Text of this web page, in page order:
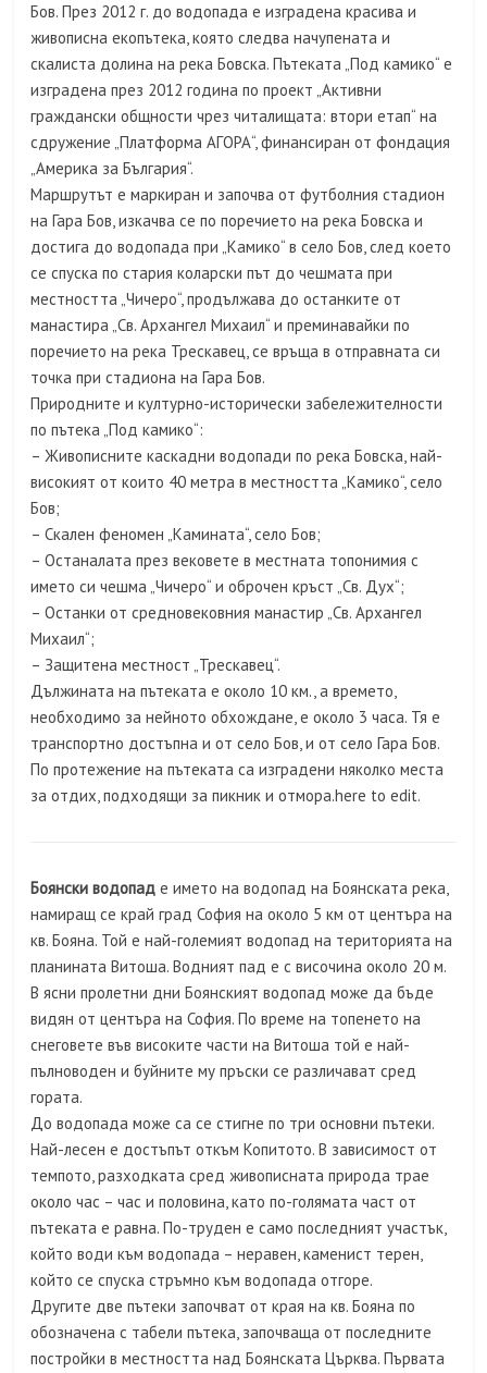
Бов. През 2012 г. до водопада е изградена красива и
живописна екопътека, която следва начупената и
скалиста долина на река Бовска. Пътеката „Под камико“ е
изградена през 2012 година по проект „Активни
граждански общности чрез читалищата: втори етап“ на
сдружение „Платформа АГОРА“, финансиран от фондация
„Америка за България“.
Маршрутът е маркиран и започва от футболния стадион
на Гара Бов, изкачва се по поречието на река Бовска и
достига до водопада при „Камико“ в село Бов, след което
се спуска по стария коларски път до чешмата при
местността „Чичеро“, продължава до останките от
манастира „Св. Архангел Михаил“ и преминавайки по
поречието на река Трескавец, се връща в отправната си
точка при стадиона на Гара Бов.
Природните и културно-исторически забележителности
по пътека „Под камико“:
– Живописните каскадни водопади по река Бовска, най-
високият от които 40 метрa в местността „Камико“, село
Бов;
– Скален феномен „Камината“, село Бов;
– Останалата през вековете в местната топонимия с
името си чешма „Чичеро“ и оброчен кръст „Св. Дух“;
– Останки от средновековния манастир „Св. Архангел
Михаил“;
– Защитена местност „Трескавец“.
Дължината на пътеката е около 10 км., а времето,
необходимо за нейното обхождане, е около 3 часа. Тя е
транспортно достъпна и от село Бов, и от село Гара Бов.
По протежение на пътеката са изградени няколко места
за отдих, подходящи за пикник и отмора.here to edit.
Боянски водопад е името на водопад на Боянската река,
намиращ се край град София на около 5 км от центъра на
кв. Бояна. Той е най-големият водопад на територията на
планината Витоша. Водният пад е с височина около 20 м.
В ясни пролетни дни Боянският водопад може да бъде
видян от центъра на София. По време на топенето на
снеговете във високите части на Витоша той е най-
пълноводен и буйните му пръски се различават сред
гората.
До водопада може са се стигне по три основни пътеки.
Най-лесен е достъпът откъм Копитото. В зависимост от
темпото, разходката сред живописната природа трае
около час – час и половина, като по-голямата част от
пътеката е равна. По-труден е само последният участък,
който води към водопада – неравен, каменист терен,
който се спуска стръмно към водопада отгоре.
Другите две пътеки започват от края на кв. Бояна по
обозначена с табели пътека, започваща от последните
постройки в местността над Боянската Църква. Първата